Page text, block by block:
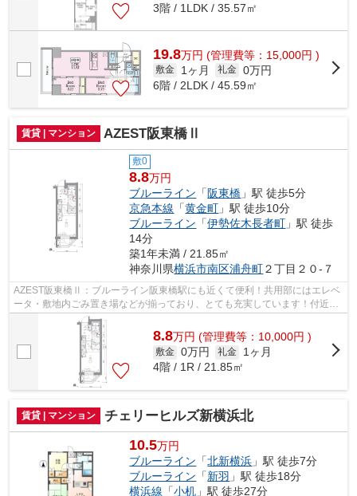
3階 / 1LDK / 35.57㎡
19.8万円 (管理費等：15,000円 )
敷金 1ヶ月 礼金 0万円
6階 / 2LDK / 45.59㎡
賃貸 | マンション AZEST阪東橋Ⅱ
敷0
8.8万円
ブルーライン 「 阪東橋 」駅 徒歩5分
京急本線 「黄金町 」駅 徒歩10分
ブルーライン 「伊勢佐木長者町 」駅 徒歩
14分
築1年未満 / 21.85㎡
神奈川県横浜市南区浦舟町２丁目２０-７
AZEST阪東橋Ⅱ：ブルーライン阪東橋駅にも近くて便利！共用部にはエレベ
ータ・敷地内ごみ置き場などが揃っており、とても充実しています！付近に
駅が2駅あり、行き先に応じて使い分けが...
8.8万円 (管理費等：10,000円 )
敷金 0万円 礼金
1ヶ月
4階 / 1R / 21.85㎡
賃貸 | マンション チェリーヒルズ新横浜北
10.5万円
ブルーライン 「北新横浜 」駅 徒歩7分
ブルーライン 「新羽 」駅 徒歩18分
横浜線 「小机 」駅 徒歩27分